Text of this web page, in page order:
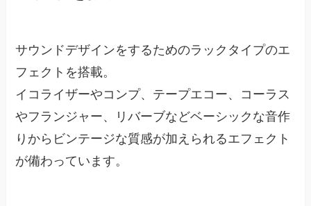
サウンドデザインをするためのラックタイプのエ
フェクトを搭載。
イコライザーやコンプ、テープエコー、コーラス
やフランジャー、リバーブなどベーシックな音作
りからビンテージな質感が加えられるエフェクト
が備わっています。